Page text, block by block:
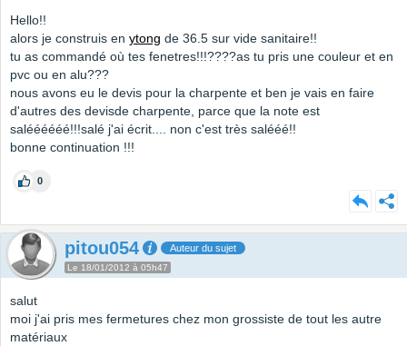
Hello!!
alors je construis en ytong de 36.5 sur vide sanitaire!!
tu as commandé où tes fenetres!!!????as tu pris une couleur et en
pvc ou en alu???
nous avons eu le devis pour la charpente et ben je vais en faire
d'autres des devisde charpente, parce que la note est
saléééééé!!!salé j'ai écrit.... non c'est très salééé!!
bonne continuation !!!
0
pitou054 Auteur du sujet
Le 18/01/2012 à 05h47
salut
moi j'ai pris mes fermetures chez mon grossiste de tout les autre
matériaux